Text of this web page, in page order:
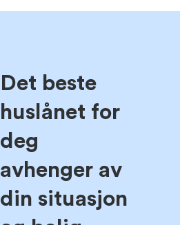
Det beste
huslånet for
deg
avhenger av
din situasjon